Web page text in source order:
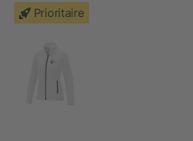
Prioritaire